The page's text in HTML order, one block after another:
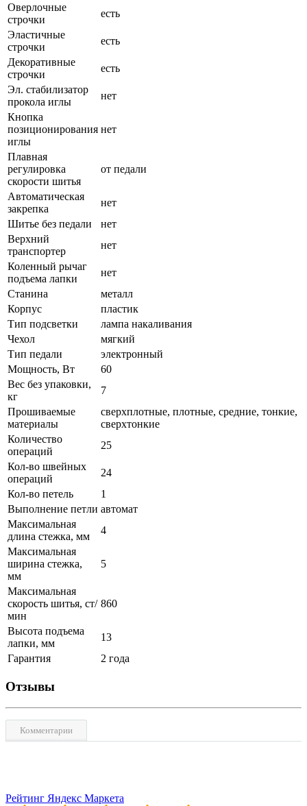
Оверлочные
строчки
есть
Эластичные
строчки
есть
Декоративные
строчки
есть
Эл. стабилизатор
прокола иглы
нет
Кнопка
позиционирования
иглы
нет
Плавная
регулировка
скорости шитья
от педали
Автоматическая
закрепка
нет
Шитье без педали
нет
Верхний
транспортер
нет
Коленный рычаг
подъема лапки
нет
Станина
металл
Корпус
пластик
Тип подсветки
лампа накаливания
Чехол
мягкий
Тип педали
электронный
Мощность, Вт
60
Вес без упаковки,
кг
7
Прошиваемые
материалы
сверхплотные, плотные, средние, тонкие,
сверхтонкие
Количество
операций
25
Кол-во швейных
операций
24
Кол-во петель
1
Выполнение петли автомат
Максимальная
длина стежка, мм
4
Максимальная
ширина стежка,
мм
5
Максимальная
скорость шитья, ст/
мин
860
Высота подъема
лапки, мм
13
Гарантия
2 года
Отзывы
Комментарии
Рейтинг Яндекс Маркета